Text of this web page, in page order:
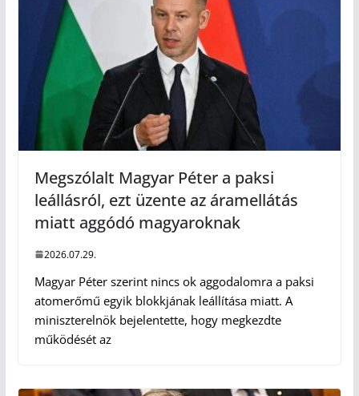
Megszólalt Magyar Péter a paksi
leállásról, ezt üzente az áramellátás
miatt aggódó magyaroknak
2026.07.29.
Magyar Péter szerint nincs ok aggodalomra a paksi
atomerőmű egyik blokkjának leállítása miatt. A
miniszterelnök bejelentette, hogy megkezdte
működését az